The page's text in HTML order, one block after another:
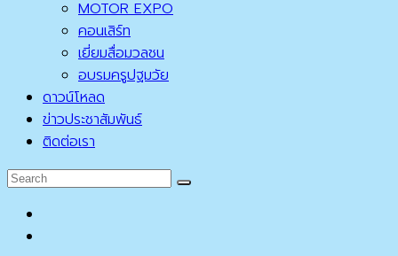
MOTOR EXPO
คอนเสิร์ท
เยี่ยมสื่อมวลชน
อบรมครูปฐมวัย
ดาวน์โหลด
ข่าวประชาสัมพันธ์
ติดต่อเรา
Search
Search